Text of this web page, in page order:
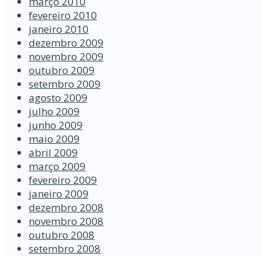
fevereiro 2010
janeiro 2010
dezembro 2009
novembro 2009
outubro 2009
setembro 2009
agosto 2009
julho 2009
junho 2009
maio 2009
abril 2009
março 2009
fevereiro 2009
janeiro 2009
dezembro 2008
novembro 2008
outubro 2008
setembro 2008